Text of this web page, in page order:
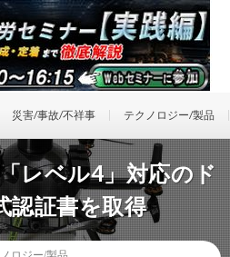
災害/事故/不祥事 テクノロジー/製品
レベル4」対応のド
認証書を取得
ロジー/製品